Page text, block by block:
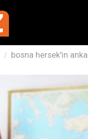
bosna hersek'in